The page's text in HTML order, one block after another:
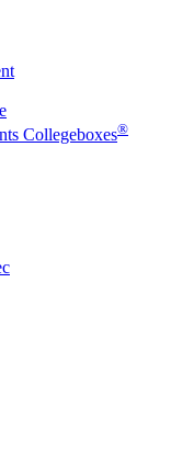
Collegeboxes®